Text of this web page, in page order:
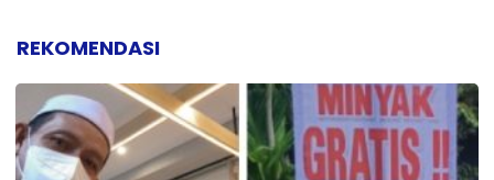
REKOMENDASI